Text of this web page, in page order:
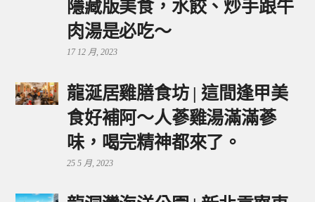
隱藏版美食，水餃、炒手跟牛
肉湯是必吃～
17 12 月, 2023
龍涎居雞膳食坊 | 這間逢甲美
食好補阿～人蔘雞湯滿滿蔘
味，喝完精神都來了。
25 5 月, 2023